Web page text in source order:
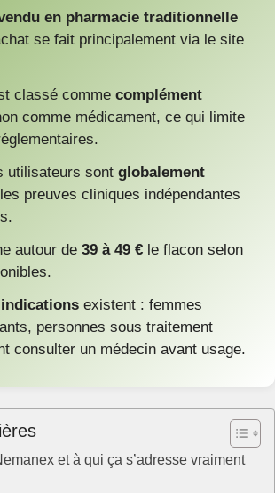
en pharmacie traditionnelle
se fait principalement via le site
classé comme complément
comme médicament, ce qui limite
utilisateurs sont globalement
preuves cliniques indépendantes
autour de 39 à 49 € le flacon selon
existent : femmes
personnes sous traitement
consulter un médecin avant usage.
et à qui ça s’adresse vraiment